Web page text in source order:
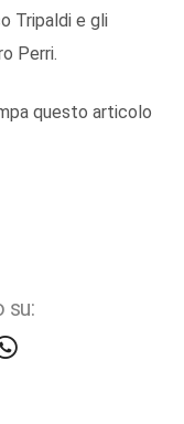
Tripaldi e gli
Perri.
questo articolo
su: